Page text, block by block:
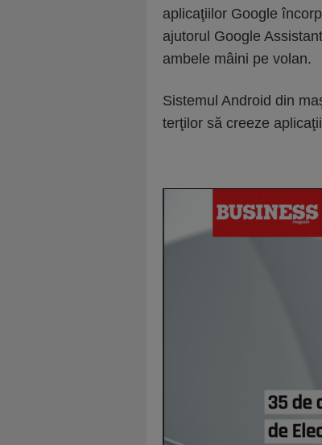
aplicaţiilor Google
ajutorul Google
ambele mâini pe volan.
Sistemul Android din
terţilor să creeze